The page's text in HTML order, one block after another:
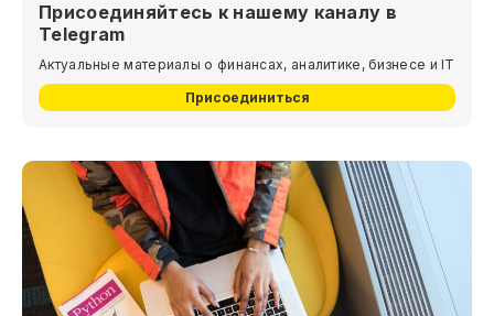
Присоединяйтесь к нашему каналу в
Telegram
Актуальные материалы о финансах, аналитике, бизнесе и IT
Присоединиться